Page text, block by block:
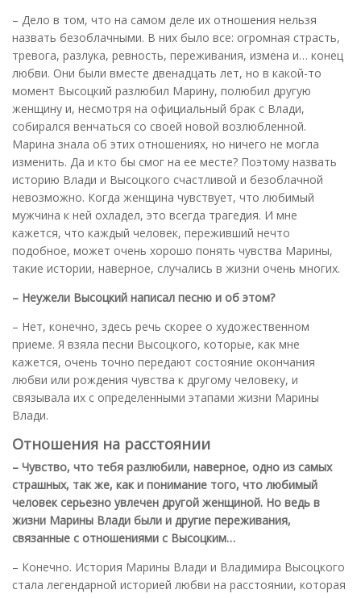
– Дело в том, что на самом деле их отношения нельзя
назвать безоблачными. В них было все: огромная страсть,
тревога, разлука, ревность, переживания, измена и… конец
любви. Они были вместе двенадцать лет, но в какой-то
момент Высоцкий разлюбил Марину, полюбил другую
женщину и, несмотря на официальный брак с Влади,
собирался венчаться со своей новой возлюбленной.
Марина знала об этих отношениях, но ничего не могла
изменить. Да и кто бы смог на ее месте? Поэтому назвать
историю Влади и Высоцкого счастливой и безоблачной
невозможно. Когда женщина чувствует, что любимый
мужчина к ней охладел, это всегда трагедия. И мне
кажется, что каждый человек, переживший нечто
подобное, может очень хорошо понять чувства Марины,
такие истории, наверное, случались в жизни очень многих.
– Неужели Высоцкий написал песню и об этом?
– Нет, конечно, здесь речь скорее о художественном
приеме. Я взяла песни Высоцкого, которые, как мне
кажется, очень точно передают состояние окончания
любви или рождения чувства к другому человеку, и
связывала их с определенными этапами жизни Марины
Влади.
Отношения на расстоянии
– Чувство, что тебя разлюбили, наверное, одно из самых
страшных, так же, как и понимание того, что любимый
человек серьезно увлечен другой женщиной. Но ведь в
жизни Марины Влади были и другие переживания,
связанные с отношениями с Высоцким…
– Конечно. История Марины Влади и Владимира Высоцкого
стала легендарной историей любви на расстоянии, которая